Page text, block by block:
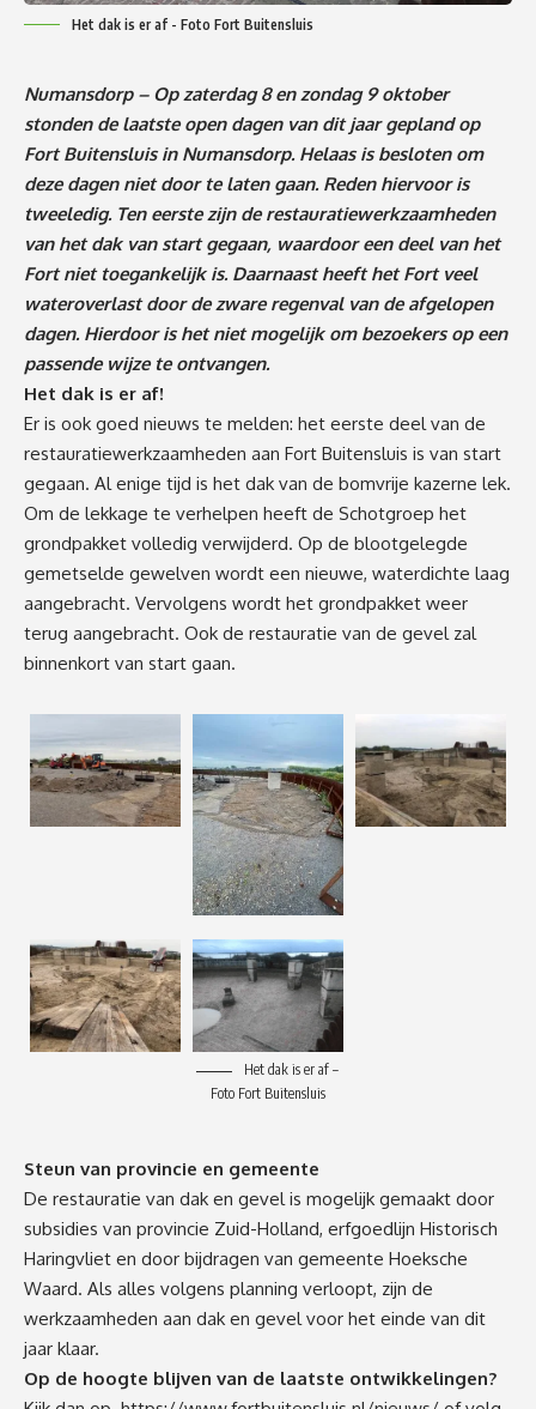
Het dak is er af - Foto Fort Buitensluis
Numansdorp – Op zaterdag 8 en zondag 9 oktober
stonden de laatste open dagen van dit jaar gepland op
Fort Buitensluis in Numansdorp. Helaas is besloten om
deze dagen niet door te laten gaan. Reden hiervoor is
tweeledig. Ten eerste zijn de restauratiewerkzaamheden
van het dak van start gegaan, waardoor een deel van het
Fort niet toegankelijk is. Daarnaast heeft het Fort veel
wateroverlast door de zware regenval van de afgelopen
dagen. Hierdoor is het niet mogelijk om bezoekers op een
passende wijze te ontvangen.
Het dak is er af!
Er is ook goed nieuws te melden: het eerste deel van de
restauratiewerkzaamheden aan Fort Buitensluis is van start
gegaan. Al enige tijd is het dak van de bomvrije kazerne lek.
Om de lekkage te verhelpen heeft de Schotgroep het
grondpakket volledig verwijderd. Op de blootgelegde
gemetselde gewelven wordt een nieuwe, waterdichte laag
aangebracht. Vervolgens wordt het grondpakket weer
terug aangebracht. Ook de restauratie van de gevel zal
binnenkort van start gaan.
Het dak is er af –
Foto Fort Buitensluis
Steun van provincie en gemeente
De restauratie van dak en gevel is mogelijk gemaakt door
subsidies van provincie Zuid-Holland, erfgoedlijn Historisch
Haringvliet en door bijdragen van gemeente Hoeksche
Waard. Als alles volgens planning verloopt, zijn de
werkzaamheden aan dak en gevel voor het einde van dit
jaar klaar.
Op de hoogte blijven van de laatste ontwikkelingen?